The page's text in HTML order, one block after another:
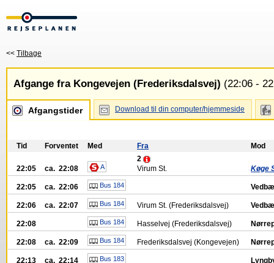
<< Tilbage
Afgange fra Kongevejen (Frederiksdalsvej) (22:06 -
Afgangstider Download til din computer/hjemmeside
Tid Forventet Med Fra Mod
22:05 ca. 22:08 A
2
Virum St.
Køge
22:05 ca. 22:06 Bus 184
22:06 ca. 22:07 Bus 184 Virum St. (Frederiksdalsvej)
22:08 Bus 184 Hasselvej (Frederiksdalsvej)
22:08 ca. 22:09 Bus 184 Frederiksdalsvej (Kongevejen)
22:13 ca. 22:14 Bus 183